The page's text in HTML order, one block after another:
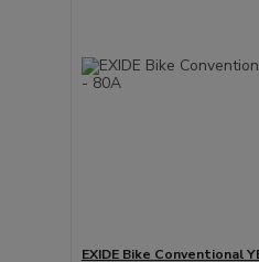
EXIDE Bike Conventional